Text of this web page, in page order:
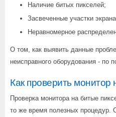
Наличие битых пикселей;
Засвеченные участки
Неравномерное
О том, как выявить данные
неисправного оборудования - по
Как проверить монитор
Проверка монитора на битые
то же время полезных процедур.